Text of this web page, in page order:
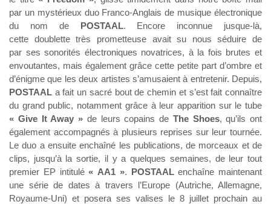
par un mystérieux duo Franco-Anglais de musique électronique
du nom de POSTAAL. Encore inconnue jusque-là,
cette doublette très prometteuse avait su nous séduire de
par ses sonorités électroniques novatrices, à la fois brutes et
envoutantes, mais également grâce cette petite part d’ombre et
d’énigme que les deux artistes s’amusaient à entretenir. Depuis,
POSTAAL a fait un sacré bout de chemin et s’est fait connaître
du grand public, notamment grâce à leur apparition sur le tube
« Give It Away » de leurs copains de The Shoes, qu’ils ont
également accompagnés à plusieurs reprises sur leur tournée.
Le duo a ensuite enchaîné les publications, de morceaux et de
clips, jusqu’à la sortie, il y a quelques semaines, de leur tout
premier EP intitulé« AA1 ». POSTAALenchaîne maintenant
une série de dates à travers l’Europe (Autriche, Allemagne,
Royaume-Uni) et posera ses valises le 8 juillet prochain au